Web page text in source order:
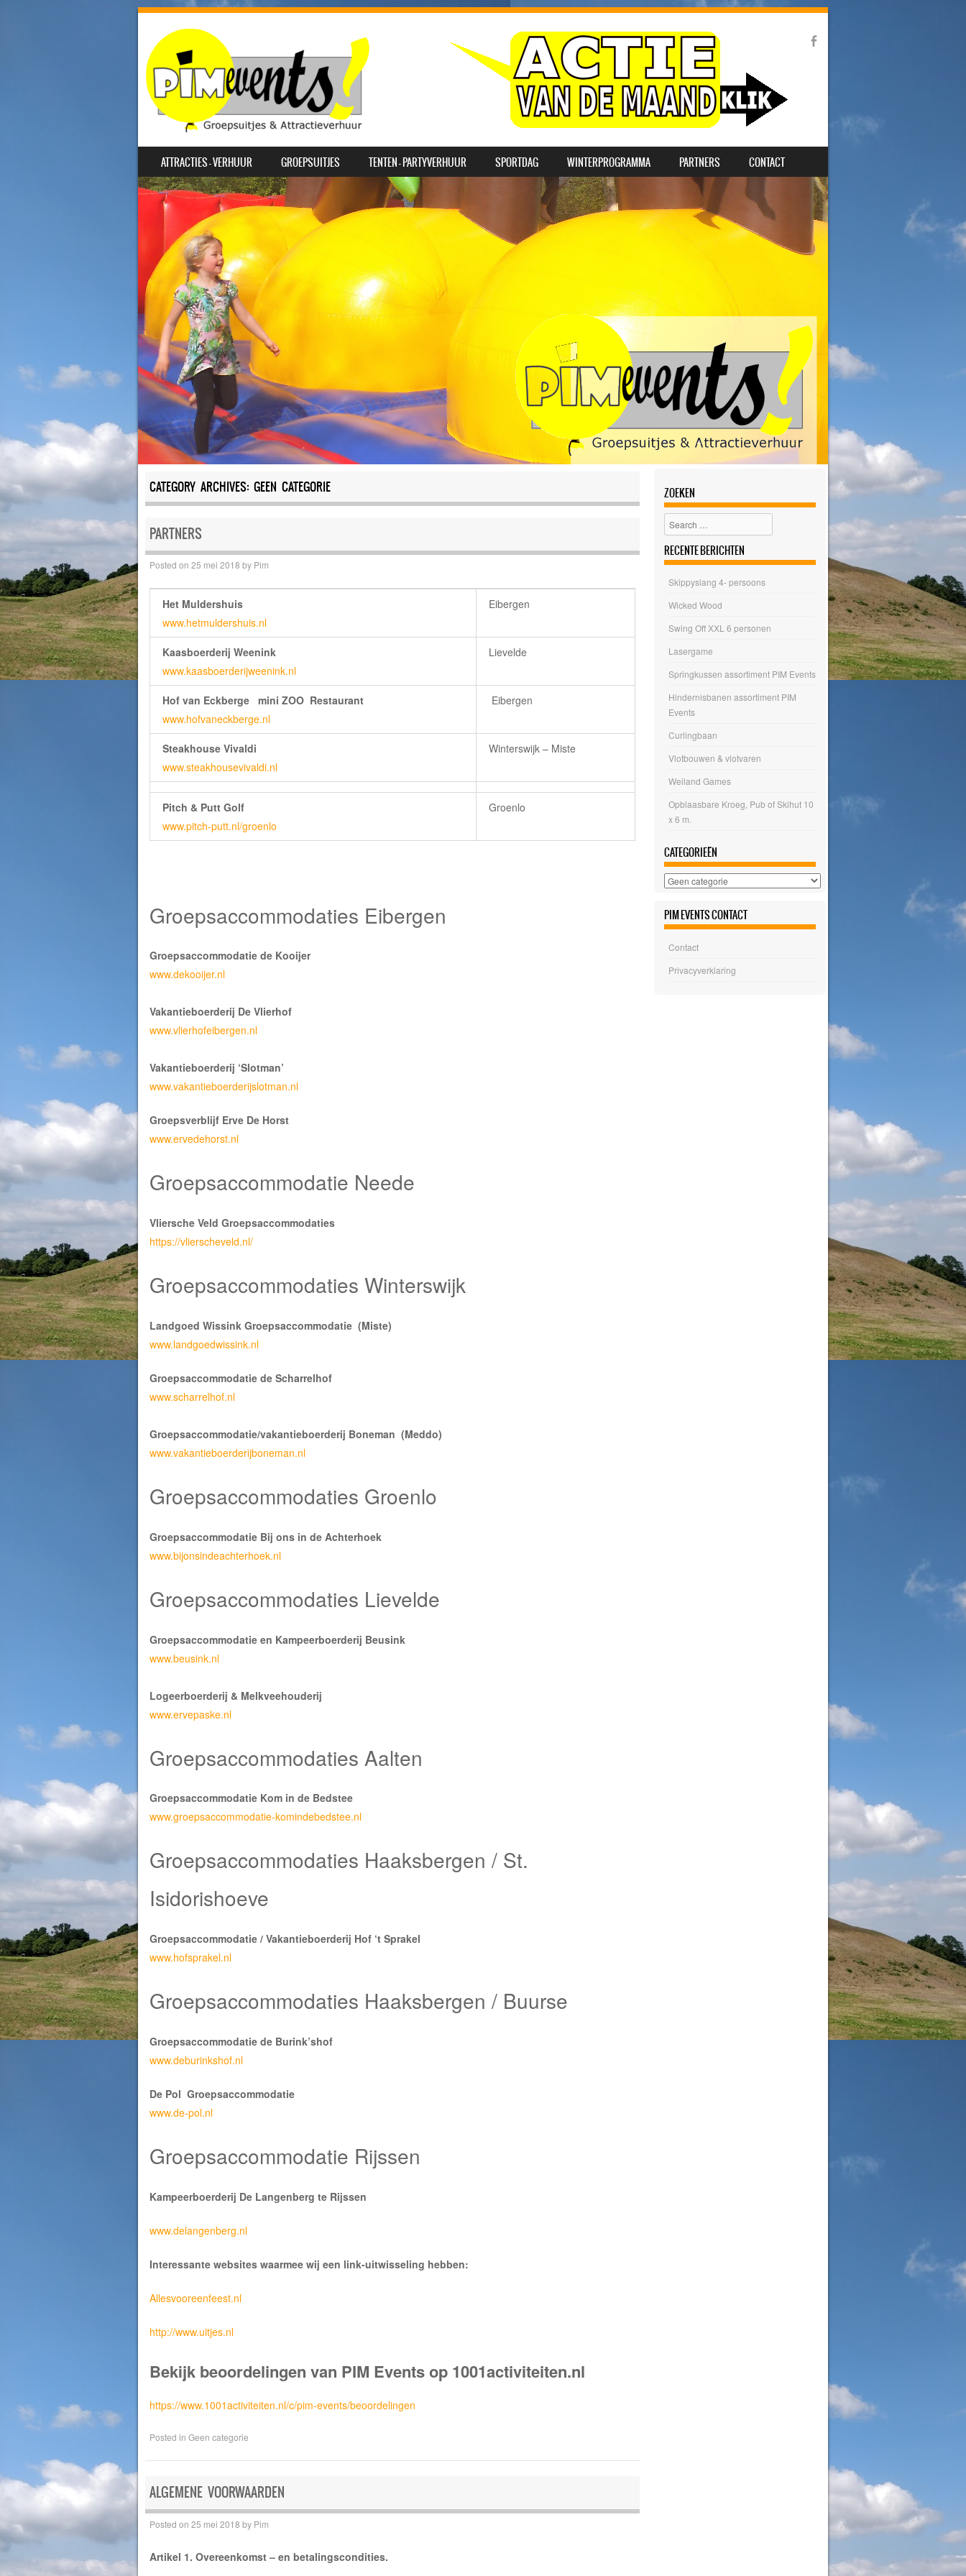
MENU
SKIP TO CONTENT
ATTRACTIES – VERHUUR GROEPSUITJES TENTEN – PARTYVERHUUR SPORTDAG WINTERPROGRAMMA PARTNERS CONTACT
CATEGORY ARCHIVES: GEEN CATEGORIE
PARTNERS
Posted on 25 mei 2018 by Pim
Het Muldershuis
www.hetmuldershuis.nl
Eibergen
Kaasboerderij Weenink
www.kaasboerderijweenink.nl
Lievelde
Hof van Eckberge mini ZOO Restaurant
www.hofvaneckberge.nl
Eibergen
Steakhouse Vivaldi
www.steakhousevivaldi.nl
Winterswijk – Miste
Pitch & Putt Golf
www.pitch-putt.nl/groenlo
Groenlo
Groepsaccommodaties Eibergen
Groepsaccommodatie de Kooijer
www.dekooijer.nl
Vakantieboerderij De Vlierhof
www.vlierhofeibergen.nl
Vakantieboerderij ‘Slotman’
www.vakantieboerderijslotman.nl
Groepsverblijf Erve De Horst
www.ervedehorst.nl
Groepsaccommodatie Neede
Vliersche Veld Groepsaccommodaties
https://vlierscheveld.nl/
Groepsaccommodaties Winterswijk
Landgoed Wissink Groepsaccommodatie (Miste)
www.landgoedwissink.nl
Groepsaccommodatie de Scharrelhof
www.scharrelhof.nl
Groepsaccommodatie/vakantieboerderij Boneman (Meddo)
www.vakantieboerderijboneman.nl
Groepsaccommodaties Groenlo
Groepsaccommodatie Bij ons in de Achterhoek
www.bijonsindeachterhoek.nl
Groepsaccommodaties Lievelde
Groepsaccommodatie en Kampeerboerderij Beusink
www.beusink.nl
Logeerboerderij & Melkveehouderij
www.ervepaske.nl
Groepsaccommodaties Aalten
Groepsaccommodatie Kom in de Bedstee
www.groepsaccommodatie-komindebedstee.nl
Groepsaccommodaties Haaksbergen / St.
Isidorishoeve
Groepsaccommodatie / Vakantieboerderij Hof ‘t Sprakel
www.hofsprakel.nl
Groepsaccommodaties Haaksbergen / Buurse
Groepsaccommodatie de Burink’shof
www.deburinkshof.nl
De Pol Groepsaccommodatie
www.de-pol.nl
Groepsaccommodatie Rijssen
Kampeerboerderij De Langenberg te Rijssen
www.delangenberg.nl
Interessante websites waarmee wij een link-uitwisseling hebben:
Allesvooreenfeest.nl
http://www.uitjes.nl
Bekijk beoordelingen van PIM Events op 1001activiteiten.nl
https://www.1001activiteiten.nl/c/pim-events/beoordelingen
Posted in Geen categorie
ALGEMENE VOORWAARDEN
Posted on 25 mei 2018 by Pim
Artikel 1. Overeenkomst – en betalingscondities.
ZOEKEN
Search
RECENTE BERICHTEN
Skippyslang 4- persoons
Wicked Wood
Swing Off XXL 6 personen
Lasergame
Springkussen assortiment PIM Events
Hindernisbanen assortiment PIM
Events
Curlingbaan
Vlotbouwen & vlotvaren
Weiland Games
Opblaasbare Kroeg, Pub of Skihut 10
x 6 m.
CATEGORIEËN
Categorieën
PIM EVENTS CONTACT
Contact
Privacyverklaring